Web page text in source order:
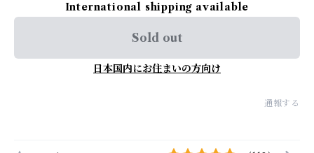
International shipping available
Sold out
日本国内にお住まいの方向け
通報する